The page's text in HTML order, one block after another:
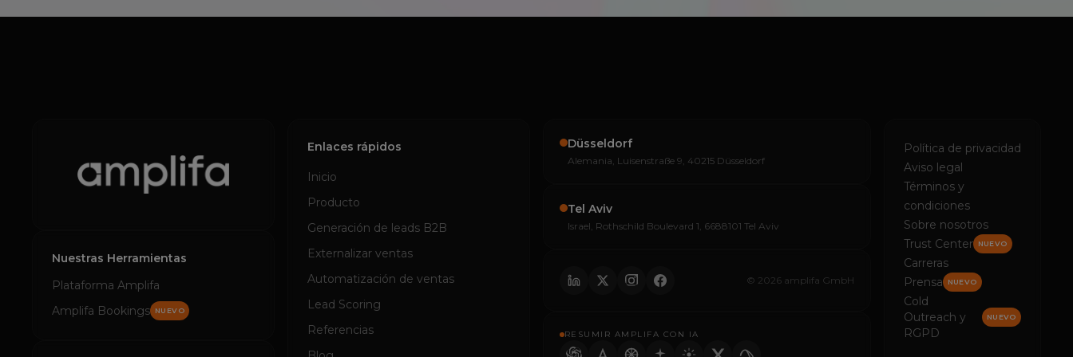
Nuestras Herramientas
Plataforma Amplifa
Amplifa Bookings
NUEVO
Enlaces rápidos
Inicio
Producto
Generación de leads B2B
Externalizar ventas
Automatización de ventas
Lead Scoring
Referencias
Düsseldorf
Alemania, Luisenstraße 9, 40215 Düsseldorf
Tel Aviv
Israel, Rothschild Boulevard 1, 6688101 Tel Aviv
© 2026 amplifa GmbH
RESUMIR AMPLIFA CON IA
Política de privacidad
Aviso legal
Términos y
condiciones
Sobre nosotros
Trust Center
NUEVO
Carreras
Prensa
NUEVO
Cold
Outreach y
RGPD
NUEVO